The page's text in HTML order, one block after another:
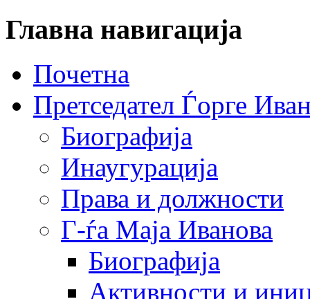
Главна навигација
Почетна
Претседател Ѓорге
Биографија
Инаугурација
Права и должности
Г-ѓа Маја Иванова
Биографија
Активности и